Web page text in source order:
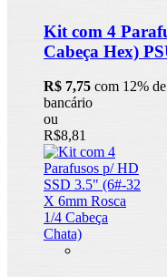
Kit com 4
Cabeça Hex)
R$ 7,75 com 12%
bancário
ou
R$8,81